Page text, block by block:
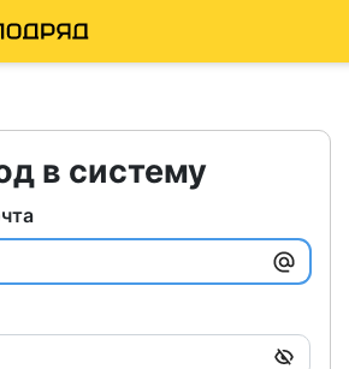
в систему